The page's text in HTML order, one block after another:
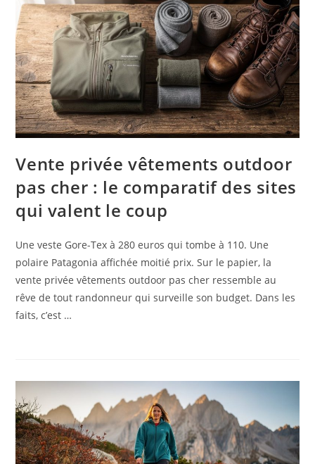
Vente privée vêtements outdoor
pas cher : le comparatif des sites
qui valent le coup
Une veste Gore-Tex à 280 euros qui tombe à 110. Une
polaire Patagonia affichée moitié prix. Sur le papier, la
vente privée vêtements outdoor pas cher ressemble au
rêve de tout randonneur qui surveille son budget. Dans les
faits, c’est …